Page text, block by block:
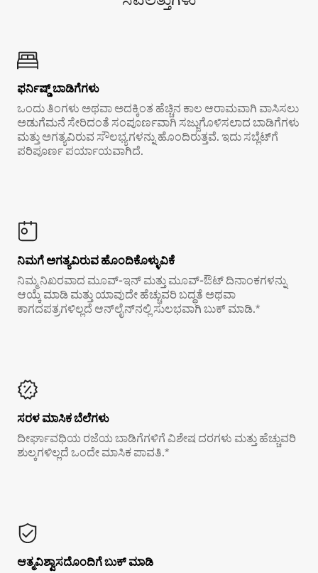
ಫರ್ನಿಷ್ಡ್ ಬಾಡಿಗೆಗಳು
ಒಂದು ತಿಂಗಳು ಅಥವಾ ಅದಕ್ಕಿಂತ ಹೆಚ್ಚಿನ ಕಾಲ ಆರಾಮವಾಗಿ ವಾಸಿಸಲು
ಅಡುಗೆಮನೆ ಸೇರಿದಂತೆ ಸಂಪೂರ್ಣವಾಗಿ ಸಜ್ಜುಗೊಳಿಸಲಾದ ಬಾಡಿಗೆಗಳು
ಮತ್ತು ಅಗತ್ಯವಿರುವ ಸೌಲಭ್ಯಗಳನ್ನು ಹೊಂದಿರುತ್ತವೆ. ಇದು ಸಬ್ಲೆಟ್‌ಗೆ
ಪರಿಪೂರ್ಣ ಪರ್ಯಾಯವಾಗಿದೆ.
ನಿಮಗೆ ಅಗತ್ಯವಿರುವ ಹೊಂದಿಕೊಳ್ಳುವಿಕೆ
ನಿಮ್ಮ ನಿಖರವಾದ ಮೂವ್-ಇನ್ ಮತ್ತು ಮೂವ್-ಔಟ್ ದಿನಾಂಕಗಳನ್ನು
ಆಯ್ಕೆ ಮಾಡಿ ಮತ್ತು ಯಾವುದೇ ಹೆಚ್ಚುವರಿ ಬದ್ಧತೆ ಅಥವಾ
ಕಾಗದಪತ್ರಗಳಿಲ್ಲದೆ ಆನ್‌ಲೈನ್‌ನಲ್ಲಿ ಸುಲಭವಾಗಿ ಬುಕ್ ಮಾಡಿ.*
ಸರಳ ಮಾಸಿಕ ಬೆಲೆಗಳು
ದೀರ್ಘಾವಧಿಯ ರಜೆಯ ಬಾಡಿಗೆಗಳಿಗೆ ವಿಶೇಷ ದರಗಳು ಮತ್ತು ಹೆಚ್ಚುವರಿ
ಶುಲ್ಕಗಳಿಲ್ಲದೆ ಒಂದೇ ಮಾಸಿಕ ಪಾವತಿ.*
ಆತ್ಮವಿಶ್ವಾಸದೊಂದಿಗೆ ಬುಕ್ ಮಾಡಿ